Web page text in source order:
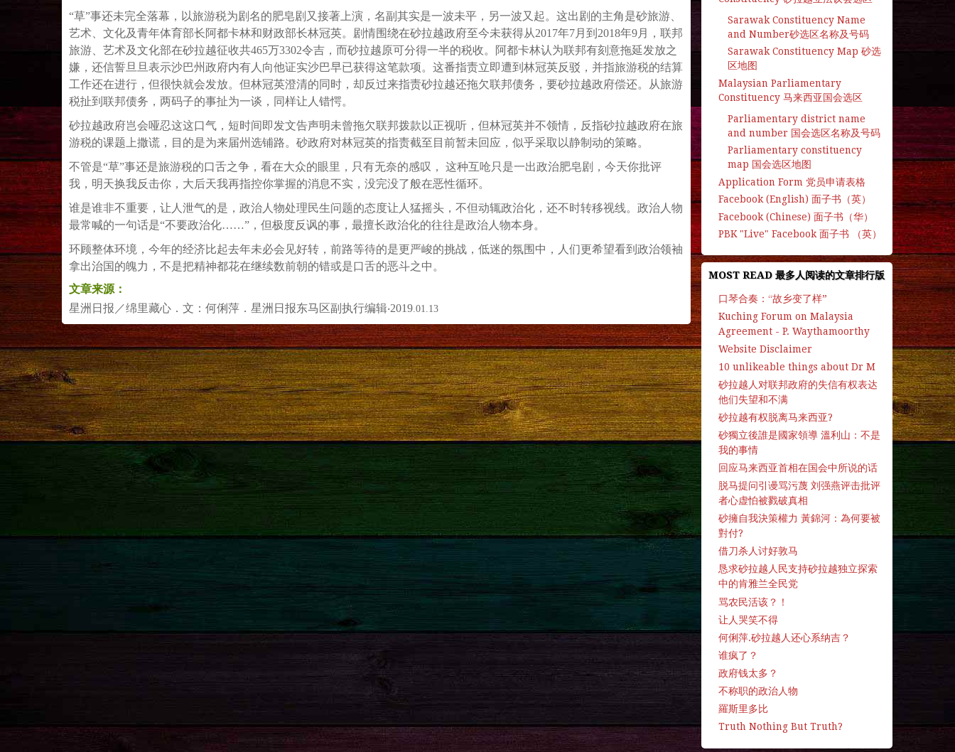
“草”事还未完全落幕，以旅游税为剧名的肥皂剧又接著上演，名副其实是一波未平，另一波又起。这出剧的主角是砂旅游、
艺术、文化及青年体育部长阿都卡林和财政部长林冠英。剧情围绕在砂拉越政府至今未获得从2017年7月到2018年9月，联邦
旅游、艺术及文化部在砂拉越征收共465万3302令吉，而砂拉越原可分得一半的税收。阿都卡林认为联邦有刻意拖延发放之
嫌，还信誓旦旦表示沙巴州政府内有人向他证实沙巴早已获得这笔款项。这番指责立即遭到林冠英反驳，并指旅游税的结算
工作还在进行，但很快就会发放。但林冠英澄清的同时，却反过来指责砂拉越还拖欠联邦债务，要砂拉越政府偿还。从旅游
税扯到联邦债务，两码子的事扯为一谈，同样让人错愕。
砂拉越政府岂会哑忍这这口气，短时间即发文告声明未曾拖欠联邦拨款以正视听，但林冠英并不领情，反指砂拉越政府在旅
游税的课题上撒谎，目的是为来届州选铺路。砂政府对林冠英的指责截至目前暂未回应，似乎采取以静制动的策略。
不管是“草”事还是旅游税的口舌之争，看在大众的眼里，只有无奈的感叹， 这种互呛只是一出政治肥皂剧，今天你批评
我，明天换我反击你，大后天我再指控你掌握的消息不实，没完没了般在恶性循环。
谁是谁非不重要，让人泄气的是，政治人物处理民生问题的态度让人猛摇头，不但动辄政治化，还不时转移视线。政治人物
最常喊的一句话是“不要政治化……”，但极度反讽的事，最擅长政治化的往往是政治人物本身。
环顾整体环境，今年的经济比起去年未必会见好转，前路等待的是更严峻的挑战，低迷的氛围中，人们更希望看到政治领袖
拿出治国的魄力，不是把精神都花在继续数前朝的错或是口舌的恶斗之中。
文章来源：
星洲日报／绵里藏心．文：何俐萍．星洲日报东马区副执行编辑‧2019.01.13
Sarawak Constituency Name
and Number砂选区名称及号码
Sarawak Constituency Map 砂选
区地图
Malaysian Parliamentary
Constituency 马来西亚国会选区
Parliamentary district name
and number 国会选区名称及号码
Parliamentary constituency
map 国会选区地图
Application Form 党员申请表格
Facebook (English) 面子书（英）
Facebook (Chinese) 面子书（华）
PBK "Live" Facebook 面子书 （英）
MOST READ 最多人阅读的文章排行版
口琴合奏：“故乡变了样”
Kuching Forum on Malaysia
Agreement - P. Waythamoorthy
Website Disclaimer
10 unlikeable things about Dr M
砂拉越人对联邦政府的失信有权表达
他们失望和不满
砂拉越有权脱离马来西亚?
砂獨立後誰是國家領導 溫利山：不是
我的事情
回应马来西亚首相在国会中所说的话
脱马提问引谩骂污蔑 刘强燕评击批评
者心虚怕被戮破真相
砂擁自我決策權力 黃錦河：為何要被
對付?
借刀杀人讨好敦马
恳求砂拉越人民支持砂拉越独立探索
中的肯雅兰全民党
骂农民活该？！
让人哭笑不得
何俐萍.砂拉越人还心系纳吉？
谁疯了？
政府钱太多？
不称职的政治人物
羅斯里多比
Truth Nothing But Truth?